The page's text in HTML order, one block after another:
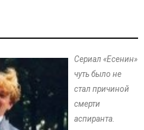
Сериал «Есенин»
чуть было не
стал причиной
смерти
аспиранта.